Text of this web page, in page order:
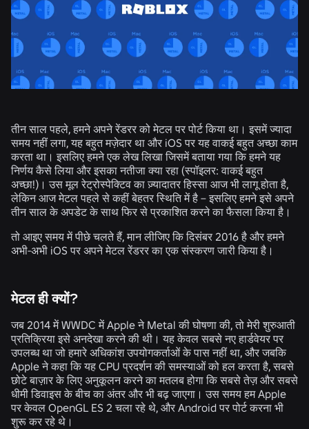
तीन साल पहले, हमने अपने रेंडरर को मेटल पर पोर्ट किया था। इसमें ज्यादा
समय नहीं लगा, यह बहुत मज़ेदार था और iOS पर यह वाकई बहुत अच्छा काम
करता था। इसलिए हमने एक लेख लिखा जिसमें बताया गया कि हमने यह
निर्णय कैसे लिया और इसका नतीजा क्या रहा (स्पॉइलर: वाकई बहुत
अच्छा!)। उस मूल रेट्रोस्पेक्टिव का ज़्यादातर हिस्सा आज भी लागू होता है,
लेकिन आज मेटल पहले से कहीं बेहतर स्थिति में है – इसलिए हमने इसे अपने
तीन साल के अपडेट के साथ फिर से प्रकाशित करने का फैसला किया है।
तो आइए समय में पीछे चलते हैं, मान लीजिए कि दिसंबर 2016 है और हमने
अभी-अभी iOS पर अपने मेटल रेंडरर का एक संस्करण जारी किया है।
मेटल ही क्यों?
जब 2014 में WWDC में Apple ने Metal की घोषणा की, तो मेरी शुरुआती
प्रतिक्रिया इसे अनदेखा करने की थी। यह केवल सबसे नए हार्डवेयर पर
उपलब्ध था जो हमारे अधिकांश उपयोगकर्ताओं के पास नहीं था, और जबकि
Apple ने कहा कि यह CPU प्रदर्शन की समस्याओं को हल करता है, सबसे
छोटे बाज़ार के लिए अनुकूलन करने का मतलब होगा कि सबसे तेज़ और सबसे
धीमी डिवाइस के बीच का अंतर और भी बढ़ जाएगा। उस समय हम Apple
पर केवल OpenGL ES 2 चला रहे थे, और Android पर पोर्ट करना भी
शुरू कर रहे थे।